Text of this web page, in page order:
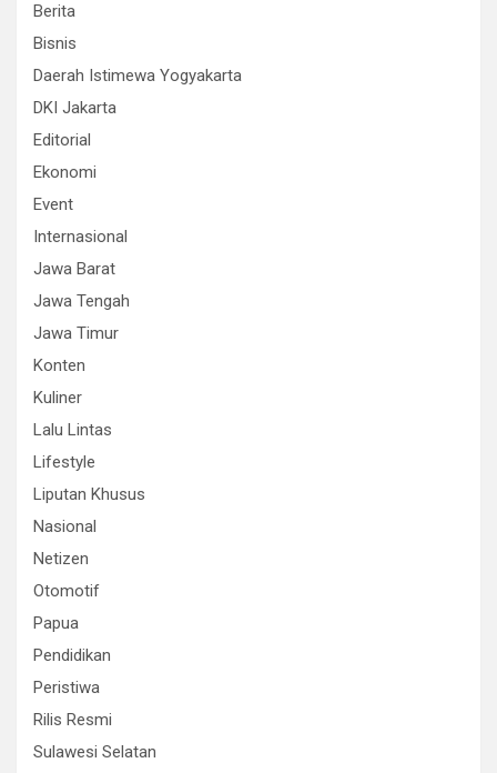
Berita
Bisnis
Daerah Istimewa Yogyakarta
DKI Jakarta
Editorial
Ekonomi
Event
Internasional
Jawa Barat
Jawa Tengah
Jawa Timur
Konten
Kuliner
Lalu Lintas
Lifestyle
Liputan Khusus
Nasional
Netizen
Otomotif
Papua
Pendidikan
Peristiwa
Rilis Resmi
Sulawesi Selatan